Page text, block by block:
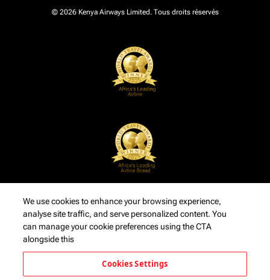
© 2026 Kenya Airways Limited. Tous droits réservés
We use cookies to enhance your browsing experience,
analyse site traffic, and serve personalized content. You
can manage your cookie preferences using the CTA
alongside this
Cookies Settings